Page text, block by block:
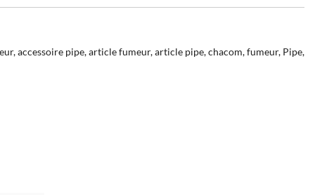
,accessoire pipe,article fumeur,article pipe,chacom,fumeur, Pipe,